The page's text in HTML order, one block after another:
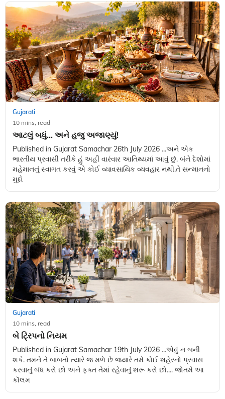
Gujarati
10 mins, read
આટલું બધું... અને હજુ અજાણ્યું!
Published in Gujarat Samachar 26th July 2026 ...અને એક
ભારતીય પ્રવાસી તરીકે હું અહીં વારંવાર આતિથ્યમાં આવું છું. બંને દેશોમાં
મહેમાનનું સ્વાગત કરવું એ કોઈ વ્યાવસાયિક વ્યવહાર નથી,તે સન્માનનો
મુદ્દો
Gujarati
10 mins, read
બે ટ્રિપનો નિયમ
Published in Gujarat Samachar 19th July 2026 ...એવું ન બની
શકે. તમને તે બાબતો ત્યારે જ મળે છે જ્યારે તમે કોઈ શહેરનો પ્રવાસ
કરવાનું બંધ કરો છો અને ફક્ત તેમાં રહેવાનું શરૂ કરો છો.... જોતમે આ
કૉલમ